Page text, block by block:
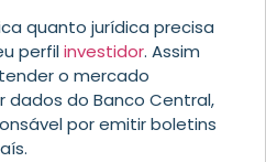
quanto jurídica precisa
perfilinvestidor. Assim
o mercado
dados do Banco Central,
por emitir boletins